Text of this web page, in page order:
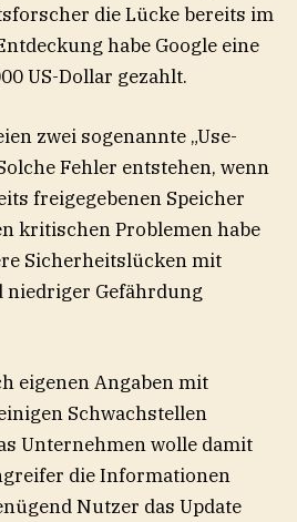
die Lücke bereits im
habe Google eine
US-Dollar gezahlt.
zwei sogenannte „Use-
Fehler entstehen, wenn
freigegebenen Speicher
kritischen Problemen habe
Sicherheitslücken mit
Gefährdung
eigenen Angaben mit
Schwachstellen
Unternehmen wolle damit
die Informationen
Nutzer das Update